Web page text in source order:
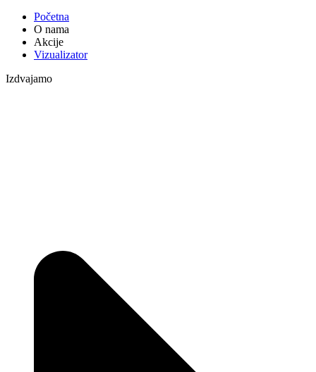
Početna
O nama
Akcije
Vizualizator
Izdvajamo